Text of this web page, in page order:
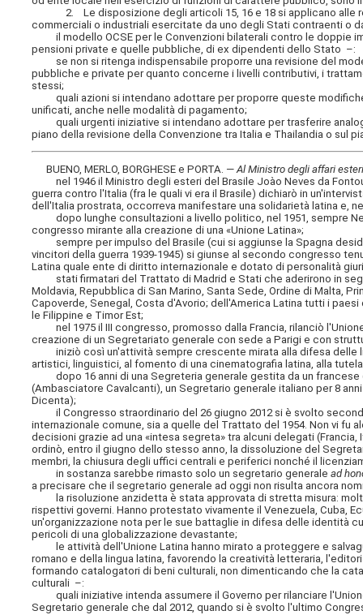
2. Le disposizione degli articoli 15, 16 e 18 si applicano alle
commerciali o industriali esercitate da uno degli Stati contraenti o
il modello OCSE per le Convenzioni bilaterali contro le doppie
pensioni private e quelle pubbliche, di ex dipendenti dello Stato –:
se non si ritenga indispensabile proporre una revisione del
pubbliche e private per quanto concerne i livelli contributivi, i
stessi;
quali azioni si intendano adottare per proporre queste
unificati, anche nelle modalità di pagamento;
quali urgenti iniziative si intendano adottare per trasferire
piano della revisione della Convenzione tra Italia e Thailandia o sul
BUENO, MERLO, BORGHESE e PORTA. —Al Ministro degli affari
nel 1946 il Ministro degli esteri del Brasile Joào Neves da
guerra contro l'Italia (fra le quali vi era il Brasile) dichiarò in
dell'Italia prostrata, occorreva manifestare una solidarietà latina e,
dopo lunghe consultazioni a livello politico, nel 1951, sempre
congresso mirante alla creazione di una «Unione Latina»;
sempre per impulso del Brasile (cui si aggiunse la Spagna
vincitori della guerra 1939-1945) si giunse al secondo congresso
Latina quale ente di diritto internazionale e dotato di personalità
stati firmatari del Trattato di Madrid e Stati che aderirono in
Moldavia, Repubblica di San Marino, Santa Sede, Ordine di Malta,
Capoverde, Senegal, Costa d'Avorio; dell'America Latina tutti i
le Filippine e Timor Est;
nel 1975 il III congresso, promosso dalla Francia, rilanciò
creazione di un Segretariato generale con sede a Parigi e con
iniziò così un'attività sempre crescente mirata alla difesa delle
artistici, linguistici, al fomento di una cinematografia latina, alla
dopo 16 anni di una Segreteria generale gestita da un francese
(Ambasciatore Cavalcanti), un Segretario generale italiano per 8
Dicenta);
il Congresso straordinario del 26 giugno 2012 si è svolto
internazionale comune, sia a quelle del Trattato del 1954. Non vi fu
decisioni grazie ad una «intesa segreta» tra alcuni delegati
ordinò, entro il giugno dello stesso anno, la dissoluzione del
membri, la chiusura degli uffici centrali e periferici nonché il
in sostanza sarebbe rimasto solo un segretario generalead
a precisare che il segretario generale ad oggi non risulta ancora
la risoluzione anzidetta è stata approvata di stretta misura:
rispettivi governi. Hanno protestato vivamente il Venezuela, Cuba,
un'organizzazione nota per le sue battaglie in difesa delle identità
pericoli di una globalizzazione devastante;
le attività dell'Unione Latina hanno mirato a proteggere e
romano e della lingua latina, favorendo la creatività letteraria,
formando catalogatori di beni culturali, non dimenticando che la
culturali –:
quali iniziative intenda assumere il Governo per rilanciare
Segretario generale che dal 2012, quando si è svolto l'ultimo